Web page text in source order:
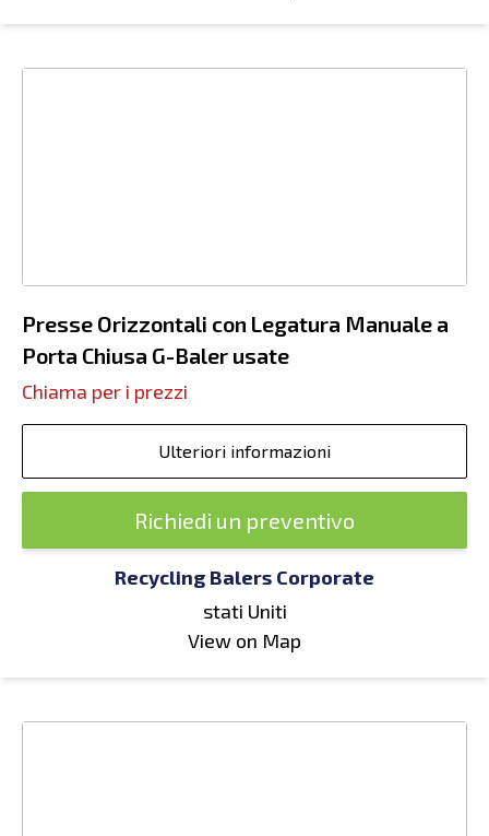
Presse Orizzontali con Legatura Manuale a
Porta Chiusa G-Baler usate
Chiama per i prezzi
Ulteriori informazioni
Richiedi un preventivo
Recycling Balers Corporate
stati Uniti
View on Map